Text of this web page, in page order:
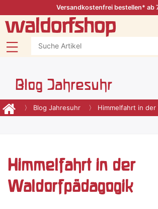
Versandkostenfrei bestellen* ab
Blog Jahresuhr
Blog Jahresuhr Himmelfahrt in der
Himmelfahrt in der
Waldorfpädagogik